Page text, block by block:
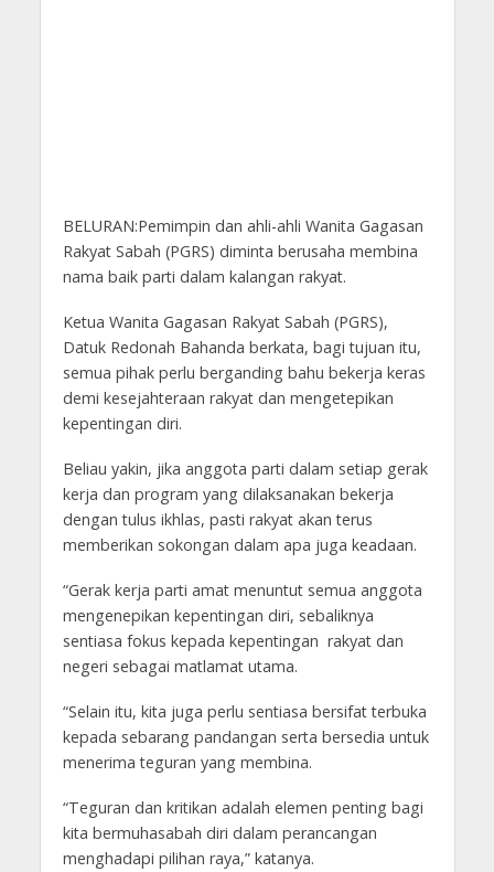
BELURAN:Pemimpin dan ahli-ahli Wanita Gagasan
Rakyat Sabah (PGRS) diminta berusaha membina
nama baik parti dalam kalangan rakyat.
Ketua Wanita Gagasan Rakyat Sabah (PGRS),
Datuk Redonah Bahanda berkata, bagi tujuan itu,
semua pihak perlu berganding bahu bekerja keras
demi kesejahteraan rakyat dan mengetepikan
kepentingan diri.
Beliau yakin, jika anggota parti dalam setiap gerak
kerja dan program yang dilaksanakan bekerja
dengan tulus ikhlas, pasti rakyat akan terus
memberikan sokongan dalam apa juga keadaan.
“Gerak kerja parti amat menuntut semua anggota
mengenepikan kepentingan diri, sebaliknya
sentiasa fokus kepada kepentingan rakyat dan
negeri sebagai matlamat utama.
“Selain itu, kita juga perlu sentiasa bersifat terbuka
kepada sebarang pandangan serta bersedia untuk
menerima teguran yang membina.
“Teguran dan kritikan adalah elemen penting bagi
kita bermuhasabah diri dalam perancangan
menghadapi pilihan raya,” katanya.